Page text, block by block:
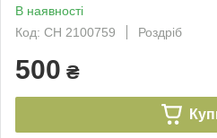
В наявності
Код: CH 2100759
Роздріб
500 ₴